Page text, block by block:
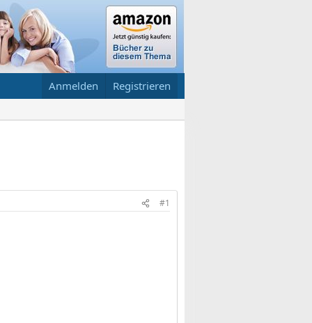
Anmelden Registrieren
#1